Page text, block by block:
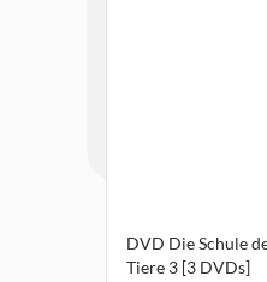
DVD Die Schule
Tiere 3 [3 DVDs]